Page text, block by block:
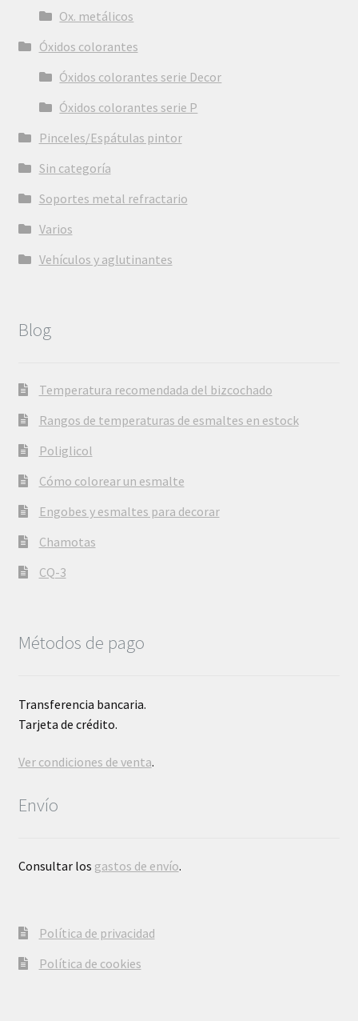
Ox. metálicos
Óxidos colorantes
Óxidos colorantes serie Decor
Óxidos colorantes serie P
Pinceles/Espátulas pintor
Sin categoría
Soportes metal refractario
Varios
Vehículos y aglutinantes
Blog
Temperatura recomendada del bizcochado
Rangos de temperaturas de esmaltes en estock
Poliglicol
Cómo colorear un esmalte
Engobes y esmaltes para decorar
Chamotas
CQ-3
Métodos de pago
Transferencia bancaria.
Tarjeta de crédito.
Ver condiciones de venta.
Envío
Consultar los gastos de envío.
Política de privacidad
Política de cookies